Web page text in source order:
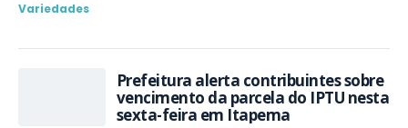
Variedades
Prefeitura alerta contribuintes sobre
vencimento da parcela do IPTU nesta
sexta-feira em Itapema